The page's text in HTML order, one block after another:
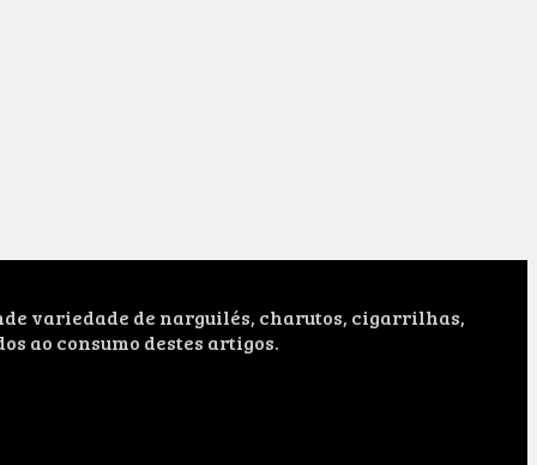
variedade de narguilés, charutos, cigarrilhas,
ao consumo destes artigos.